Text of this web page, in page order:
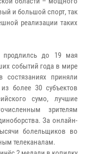
и большой спорт, так
реализации таких
продлилсь до 19 мая
событий года в мире
приняли
более 30 субъектов
сумо, лучшие
зрителям
За онлайн-
болельщиков во
телеканалам.